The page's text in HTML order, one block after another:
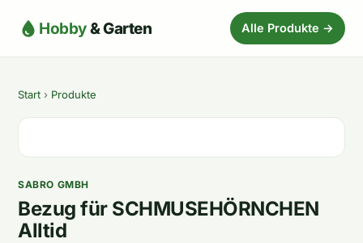
Hobby& Garten Alle Produkte →
Start › Produkte
SABRO GMBH
Bezug für SCHMUSEHÖRNCHEN
Alltid